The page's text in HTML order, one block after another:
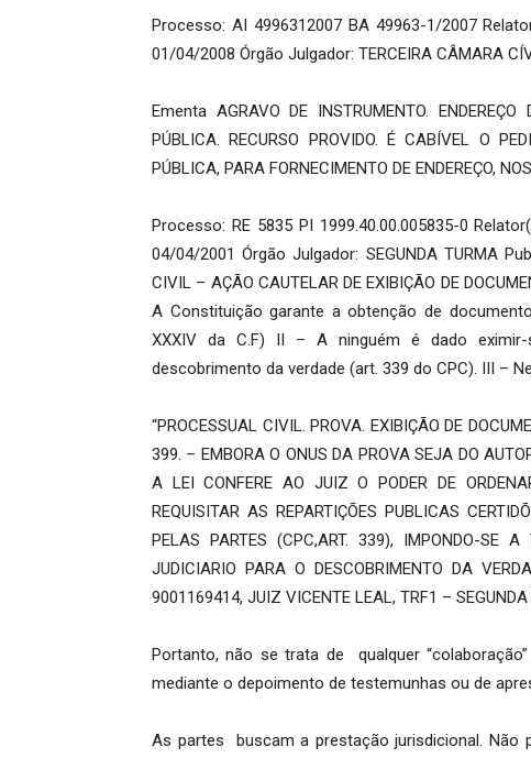
Processo: AI 4996312007 BA 49963-1/2007
01/04/2008 Órgão Julgador: TERCEIRA CÂMARA
Ementa AGRAVO DE INSTRUMENTO.
PÚBLICA. RECURSO PROVIDO. É CABÍVEL O
PÚBLICA, PARA FORNECIMENTO DE ENDEREÇO,
Processo: RE 5835 PI 1999.40.00.005835-0
04/04/2001 Órgão Julgador: SEGUNDA TURMA
CIVIL – AÇÃO CAUTELAR DE EXIBIÇÃO DE
A Constituição garante a obtenção de
XXXIV da C.F) II – A ninguém é dado
descobrimento da verdade (art. 339 do CPC). III –
“PROCESSUAL CIVIL. PROVA. EXIBIÇÃO DE
399. – EMBORA O ONUS DA PROVA SEJA DO
A LEI CONFERE AO JUIZ O PODER DE
REQUISITAR AS REPARTIÇÕES PUBLICAS
PELAS PARTES (CPC,ART. 339), IMPONDO-SE
JUDICIARIO PARA O DESCOBRIMENTO DA
9001169414, JUIZ VICENTE LEAL, TRF1 –
Portanto, não se trata de qualquer
mediante o depoimento de testemunhas ou de
As partes buscam a prestação jurisdicional. Não